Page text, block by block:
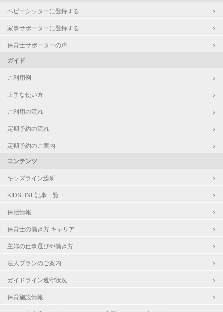
ベビーシッターに登録する
家事サポーターに登録する
保育士サポーターの声
ガイド
ご利用例
上手な使い方
ご利用の流れ
定期予約の流れ
定期予約のご案内
コンテンツ
キッズライン総研
KIDSLINE記事一覧
保活情報
保育士の働き方 キャリア
主婦の仕事選びや働き方
法人プランのご案内
ガイドライン遵守状況
保育施設情報